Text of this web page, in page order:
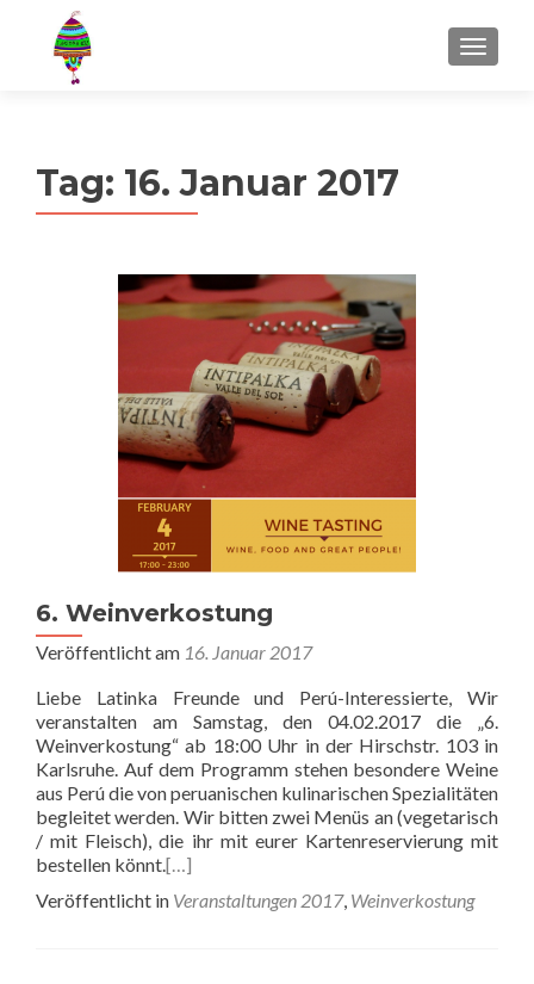
MENU
Tag: 16. Januar 2017
6. Weinverkostung
Veröffentlicht am 16. Januar 2017
Liebe Latinka Freunde und Perú-Interessierte, Wir
veranstalten am Samstag, den 04.02.2017 die „6.
Weinverkostung“ ab 18:00 Uhr in der Hirschstr. 103 in
Karlsruhe. Auf dem Programm stehen besondere Weine
aus Perú die von peruanischen kulinarischen Spezialitäten
begleitet werden. Wir bitten zwei Menüs an (vegetarisch
/ mit Fleisch), die ihr mit eurer Kartenreservierung mit
bestellen könnt.[…]
Veröffentlicht in Veranstaltungen 2017, Weinverkostung